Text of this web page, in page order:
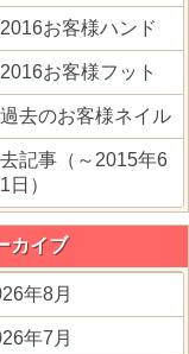
お客様ハンド
お客様フット
去のお客様ネイル
記事（～2015年6
日）
カイブ
年8月
年7月